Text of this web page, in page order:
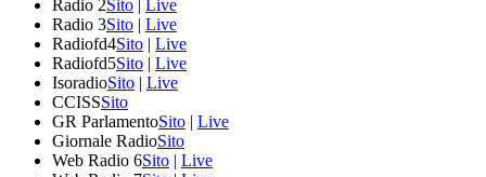
Radio 2Sito | Live
Radio 3Sito | Live
Radiofd4Sito | Live
Radiofd5Sito | Live
IsoradioSito | Live
CCISSSito
GR ParlamentoSito | Live
Giornale RadioSito
Web Radio 6Sito | Live